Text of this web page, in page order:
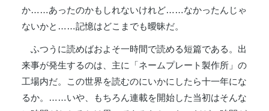
か……あったのかもしれないけれど……なかったんじゃ
ないかと……記憶はどこまでも曖昧だ。
ふつうに読めばおよそ一時間で読める短篇である。出
来事が発生するのは、主に「ネームプレート製作所」の
工場内だ。この世界を読むのにいかにしたら十一年にな
るか。……いや、もちろん連載を開始した当初はそんな